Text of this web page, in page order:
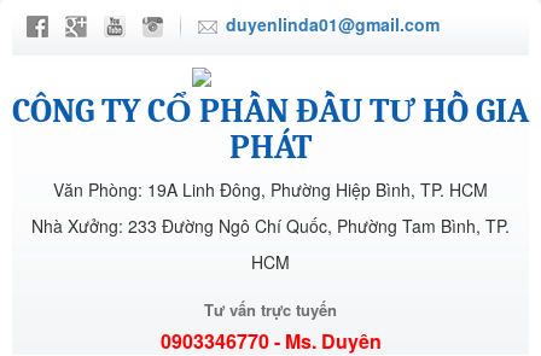
duyenlinda01@gmail.com
CÔNG TY CỔ PHẦN ĐẦU TƯ HỒ GIA
PHÁT
Văn Phòng: 19A Linh Đông, Phường Hiệp Bình, TP. HCM
Nhà Xưởng: 233 Đường Ngô Chí Quốc, Phường Tam Bình, TP.
HCM
Tư vấn trực tuyến
0903346770 - Ms. Duyên